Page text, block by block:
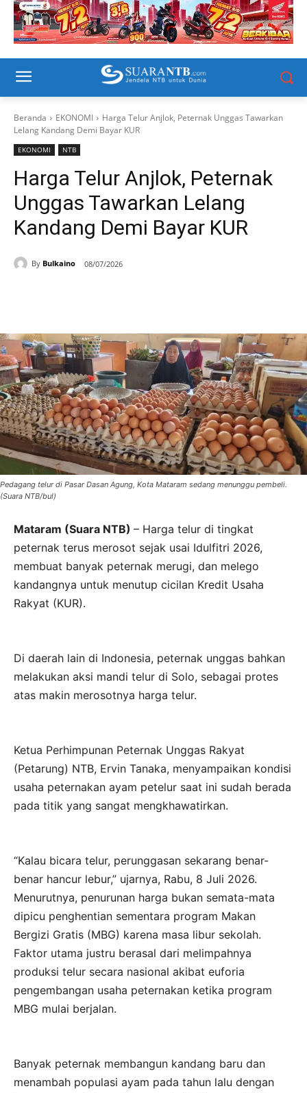
Beranda EKONOMI
Harga Telur Anjlok, Peternak Unggas Tawarkan
Lelang Kandang Demi Bayar KUR
EKONOMI NTB
Harga Telur Anjlok, Peternak
Unggas Tawarkan Lelang
Kandang Demi Bayar KUR
By Bulkaino 08/07/2026
Pedagang telur di Pasar Dasan Agung, Kota Mataram sedang menunggu pembeli.
(Suara NTB/bul)
Mataram (Suara NTB) – Harga telur di tingkat
peternak terus merosot sejak usai Idulfitri 2026,
membuat banyak peternak merugi, dan melego
kandangnya untuk menutup cicilan Kredit Usaha
Rakyat (KUR).
Di daerah lain di Indonesia, peternak unggas bahkan
melakukan aksi mandi telur di Solo, sebagai protes
atas makin merosotnya harga telur.
Ketua Perhimpunan Peternak Unggas Rakyat
(Petarung) NTB, Ervin Tanaka, menyampaikan kondisi
usaha peternakan ayam petelur saat ini sudah berada
pada titik yang sangat mengkhawatirkan.
“Kalau bicara telur, perunggasan sekarang benar-
benar hancur lebur,” ujarnya, Rabu, 8 Juli 2026.
Menurutnya, penurunan harga bukan semata-mata
dipicu penghentian sementara program Makan
Bergizi Gratis (MBG) karena masa libur sekolah.
Faktor utama justru berasal dari melimpahnya
produksi telur secara nasional akibat euforia
pengembangan usaha peternakan ketika program
MBG mulai berjalan.
Banyak peternak membangun kandang baru dan
menambah populasi ayam pada tahun lalu dengan